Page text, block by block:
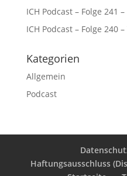
ICH Podcast – Folge 241
ICH Podcast – Folge 240
Kategorien
Allgemein
Podcast
Haftungsausschluss